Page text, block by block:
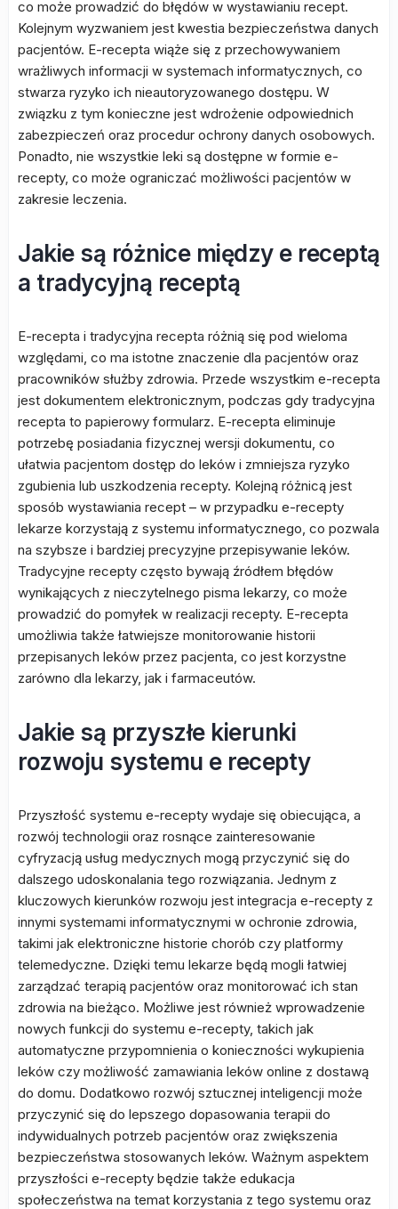
co może prowadzić do błędów w wystawianiu recept.
Kolejnym wyzwaniem jest kwestia bezpieczeństwa danych
pacjentów. E-recepta wiąże się z przechowywaniem
wrażliwych informacji w systemach informatycznych, co
stwarza ryzyko ich nieautoryzowanego dostępu. W
związku z tym konieczne jest wdrożenie odpowiednich
zabezpieczeń oraz procedur ochrony danych osobowych.
Ponadto, nie wszystkie leki są dostępne w formie e-
recepty, co może ograniczać możliwości pacjentów w
zakresie leczenia.
Jakie są różnice między e receptą
a tradycyjną receptą
E-recepta i tradycyjna recepta różnią się pod wieloma
względami, co ma istotne znaczenie dla pacjentów oraz
pracowników służby zdrowia. Przede wszystkim e-recepta
jest dokumentem elektronicznym, podczas gdy tradycyjna
recepta to papierowy formularz. E-recepta eliminuje
potrzebę posiadania fizycznej wersji dokumentu, co
ułatwia pacjentom dostęp do leków i zmniejsza ryzyko
zgubienia lub uszkodzenia recepty. Kolejną różnicą jest
sposób wystawiania recept – w przypadku e-recepty
lekarze korzystają z systemu informatycznego, co pozwala
na szybsze i bardziej precyzyjne przepisywanie leków.
Tradycyjne recepty często bywają źródłem błędów
wynikających z nieczytelnego pisma lekarzy, co może
prowadzić do pomyłek w realizacji recepty. E-recepta
umożliwia także łatwiejsze monitorowanie historii
przepisanych leków przez pacjenta, co jest korzystne
zarówno dla lekarzy, jak i farmaceutów.
Jakie są przyszłe kierunki
rozwoju systemu e recepty
Przyszłość systemu e-recepty wydaje się obiecująca, a
rozwój technologii oraz rosnące zainteresowanie
cyfryzacją usług medycznych mogą przyczynić się do
dalszego udoskonalania tego rozwiązania. Jednym z
kluczowych kierunków rozwoju jest integracja e-recepty z
innymi systemami informatycznymi w ochronie zdrowia,
takimi jak elektroniczne historie chorób czy platformy
telemedyczne. Dzięki temu lekarze będą mogli łatwiej
zarządzać terapią pacjentów oraz monitorować ich stan
zdrowia na bieżąco. Możliwe jest również wprowadzenie
nowych funkcji do systemu e-recepty, takich jak
automatyczne przypomnienia o konieczności wykupienia
leków czy możliwość zamawiania leków online z dostawą
do domu. Dodatkowo rozwój sztucznej inteligencji może
przyczynić się do lepszego dopasowania terapii do
indywidualnych potrzeb pacjentów oraz zwiększenia
bezpieczeństwa stosowanych leków. Ważnym aspektem
przyszłości e-recepty będzie także edukacja
społeczeństwa na temat korzystania z tego systemu oraz